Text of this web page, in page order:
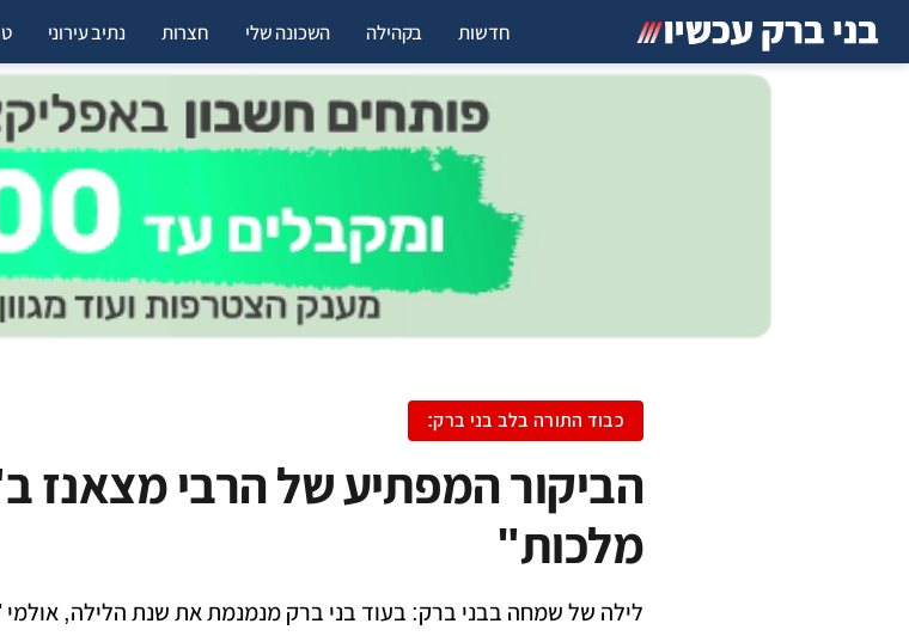
חדשות בקהילה השכונה שלי חצרות נתיב עירוני
כבוד התורה בלב בני ברק:
הביקור המפתיע של הרבי מצאנז
מלכות"
לילה של שמחה בבני ברק: בעוד בני ברק מנמנמת את שנת הלילה, אולמי